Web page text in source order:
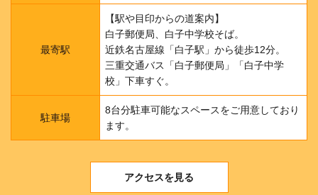
最寄駅
【駅や目印からの道案内】
白子郵便局、白子中学校そば。
近鉄名古屋線「白子駅」から徒歩12分。
三重交通バス「白子郵便局」「白子中学
校」下車すぐ。
駐車場
8台分駐車可能なスペースをご用意しており
ます。
アクセスを見る